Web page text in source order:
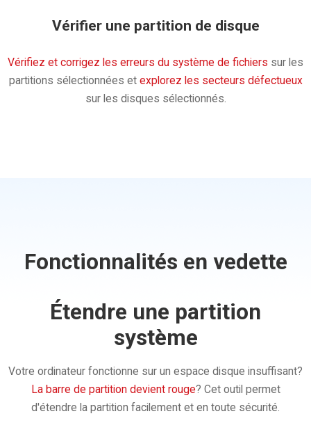
Vérifier une partition de disque
Vérifiez et corrigez les erreurs du système de fichiers sur les
partitions sélectionnées et explorez les secteurs défectueux
sur les disques sélectionnés.
Fonctionnalités en vedette
Étendre une partition
système
Votre ordinateur fonctionne sur un espace disque insuffisant?
La barre de partition devient rouge? Cet outil permet
d'étendre la partition facilement et en toute sécurité.